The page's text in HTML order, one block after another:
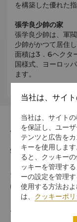
を構築した優れた指
張学良少帥の家
張学良少帥は、軍
少帥がかつて居住
面積は3．6ヘクタ
国様式、ヨーロッ
ます。
住所
110016 115,
Shenyang, Liaoning
電話番号
(86 24) 2436 6666
チェックイン / チ
当社は、サイ
当社は、サイト
を保証し、ユー
テンツと広告を
キーを使用しま
ると、クッキー
ッキーを管理す
ーの設定を管理
使用する方法お
は、 クッキーポ